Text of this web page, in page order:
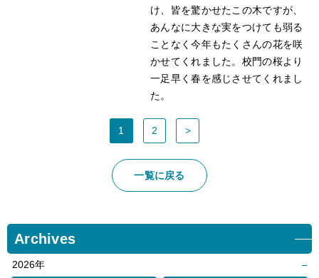
け、皆を驚かせたこの木ですが、
あんなに大きな実をつけても弱る
ことなく今年もたくさんの花を咲
かせてくれました。校門の桜より
一足早く春を感じさせてくれまし
た。
1 2 >
一覧に戻る
Archives
2026年